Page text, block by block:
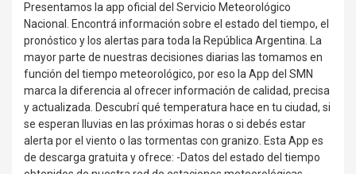
Presentamos la app oficial del Servicio Meteorológico
Nacional. Encontrá información sobre el estado del tiempo, el
pronóstico y los alertas para toda la República Argentina. La
mayor parte de nuestras decisiones diarias las tomamos en
función del tiempo meteorológico, por eso la App del SMN
marca la diferencia al ofrecer información de calidad, precisa
y actualizada. Descubrí qué temperatura hace en tu ciudad, si
se esperan lluvias en las próximas horas o si debés estar
alerta por el viento o las tormentas con granizo. Esta App es
de descarga gratuita y ofrece: -Datos del estado del tiempo